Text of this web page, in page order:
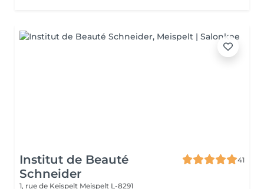
Institut de Beauté
Schneider
41
1, rue de Keispelt Meispelt L-8291